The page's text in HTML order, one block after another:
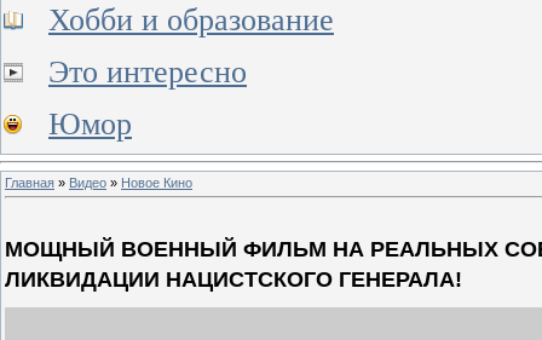
Хобби и образование
Это интересно
Юмор
Главная » Видео » Новое Кино
МОЩНЫЙ ВОЕННЫЙ ФИЛЬМ НА РЕАЛЬНЫХ
ЛИКВИДАЦИИ НАЦИСТСКОГО ГЕНЕРАЛА!